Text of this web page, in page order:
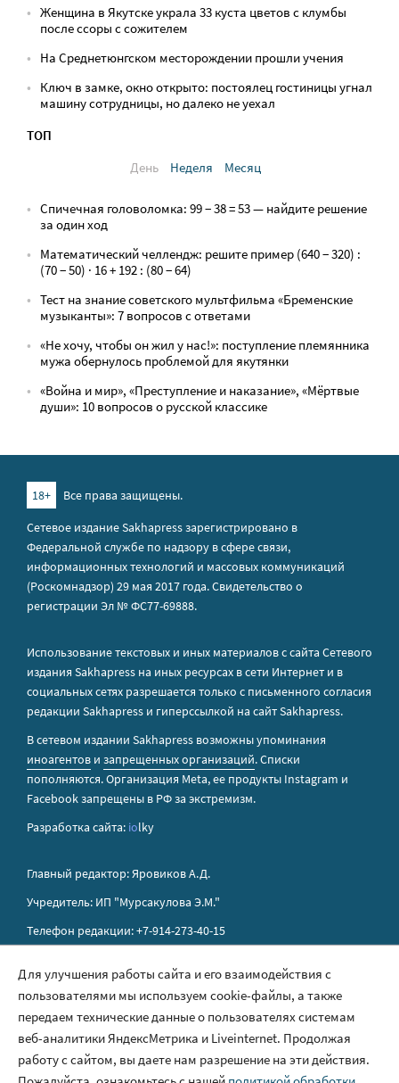
Женщина в Якутске украла 33 куста цветов с клумбы
после ссоры с сожителем
На Среднетюнгском месторождении прошли учения
Ключ в замке, окно открыто: постоялец гостиницы угнал
машину сотрудницы, но далеко не уехал
ТОП
День
Неделя Месяц
Спичечная головоломка: 99 − 38 = 53 — найдите решение
за один ход
Математический челлендж: решите пример (640 − 320) :
(70 − 50) · 16 + 192 : (80 − 64)
Тест на знание советского мультфильма «Бременские
музыканты»: 7 вопросов с ответами
«Не хочу, чтобы он жил у нас!»: поступление племянника
мужа обернулось проблемой для якутянки
«Война и мир», «Преступление и наказание», «Мёртвые
души»: 10 вопросов о русской классике
18+
Все права защищены.
Сетевое издание Sakhapress зарегистрировано в
Федеральной службе по надзору в сфере связи,
информационных технологий и массовых коммуникаций
(Роскомнадзор) 29 мая 2017 года. Свидетельство о
регистрации Эл № ФС77-69888.
Использование текстовых и иных материалов с сайта Сетевого
издания Sakhapress на иных ресурсах в сети Интернет и в
социальных сетях разрешается только с письменного согласия
редакции Sakhapress и гиперссылкой на сайт Sakhapress.
В сетевом издании Sakhapress возможны упоминания
иноагентов и запрещенных организаций. Списки
пополняются. Организация Metа, ее продукты Instagram и
Facebook запрещены в РФ за экстремизм.
Разработка сайта: iolky
Главный редактор: Яровиков А.Д.
Учредитель: ИП "Мурсакулова Э.М."
Телефон редакции: +7-914-273-40-15
Правила сайта
Политика обработки персональных данных
Размещение рекламы
Для улучшения работы сайта и его взаимодействия с
пользователями мы используем cookie-файлы, а также
передаем технические данные о пользователях системам
веб-аналитики ЯндексМетрика и Liveinternet. Продолжая
работу с сайтом, вы даете нам разрешение на эти действия.